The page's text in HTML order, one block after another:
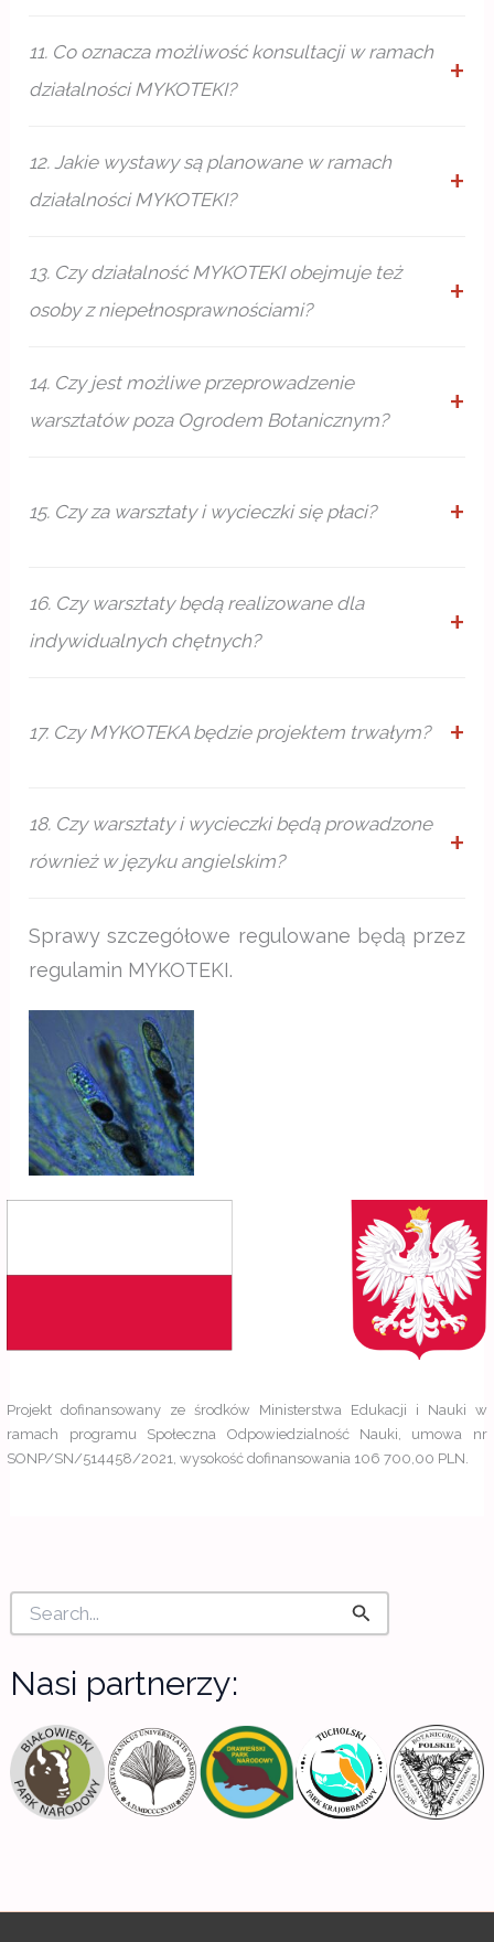
11. Co oznacza możliwość konsultacji w ramach
działalności MYKOTEKI?
12. Jakie wystawy są planowane w ramach
działalności MYKOTEKI?
13. Czy działalność MYKOTEKI obejmuje też
osoby z niepełnosprawnościami?
14. Czy jest możliwe przeprowadzenie
warsztatów poza Ogrodem Botanicznym?
15. Czy za warsztaty i wycieczki się płaci?
16. Czy warsztaty będą realizowane dla
indywidualnych chętnych?
17. Czy MYKOTEKA będzie projektem trwałym?
18. Czy warsztaty i wycieczki będą prowadzone
również w języku angielskim?
Sprawy szczegółowe regulowane będą przez
regulamin MYKOTEKI.
Projekt dofinansowany ze środków Ministerstwa Edukacji i Nauki w
ramach programu Społeczna Odpowiedzialność Nauki, umowa nr
SONP/SN/514458/2021, wysokość dofinansowania 106 700,00 PLN.
o
r
Nasi partnerzy: